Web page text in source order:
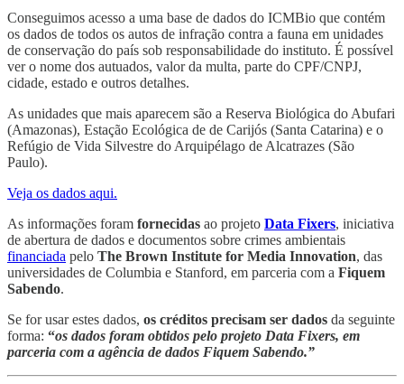
Conseguimos acesso a uma base de dados do ICMBio que contém
os dados de todos os autos de infração contra a fauna em unidades
de conservação do país sob responsabilidade do instituto. É possível
ver o nome dos autuados, valor da multa, parte do CPF/CNPJ,
cidade, estado e outros detalhes.
As unidades que mais aparecem são a Reserva Biológica do Abufari
(Amazonas), Estação Ecológica de de Carijós (Santa Catarina) e o
Refúgio de Vida Silvestre do Arquipélago de Alcatrazes (São
Paulo).
Veja os dados aqui.
As informações foram fornecidas ao projeto Data Fixers, iniciativa
de abertura de dados e documentos sobre crimes ambientais
financiada pelo The Brown Institute for Media Innovation, das
universidades de Columbia e Stanford, em parceria com a Fiquem
Sabendo.
Se for usar estes dados, os créditos precisam ser dados da seguinte
forma: “os dados foram obtidos pelo projeto Data Fixers, em
parceria com a agência de dados Fiquem Sabendo.”